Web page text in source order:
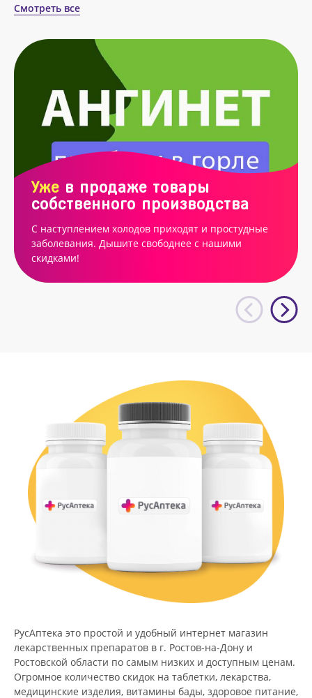
Смотреть все
Уже в продаже товары
собственного производства
С наступлением холодов приходят и простудные
заболевания. Дышите свободнее с нашими
скидками!
РусАптека это простой и удобный интернет магазин
лекарственных препаратов в г. Ростов-на-Дону и
Ростовской области по самым низких и доступным ценам.
Огромное количество скидок на таблетки, лекарства,
медицинские изделия, витамины бады, здоровое питание,